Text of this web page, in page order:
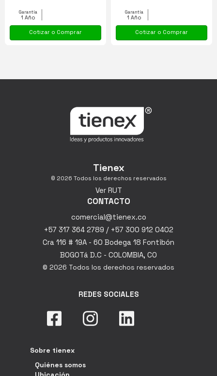
Garantía
1 Año
Cotizar o Comprar
Garantía
1 Año
Cotizar o Comprar
Tienex
© 2026 Todos los derechos reservados
Ver RUT
CONTACTO
comercial@tienex.co
+57 317 364 2789 / +57 300 912 0402
Cra 116 # 19A - 60 Bodega 18 Fontibón
BOGOTá D.C - COLOMBIA, CO
© 2026 Todos los derechos reservados
REDES SOCIALES
Sobre tienex
Quiénes somos